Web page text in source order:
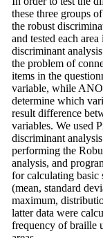
these three groups
the robust
and tested each
discriminant
the problem of
items in the
variable, while
determine which
result difference
variables. We used
discriminant
performing the
analysis, and
for calculating basic
(mean, standard
maximum,
latter data were
frequency of braille